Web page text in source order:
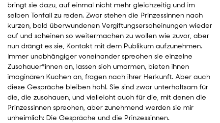
bringt sie dazu, auf einmal nicht mehr gleichzeitig und im
selben Tonfall zu reden. Zwar stehen die Prinzessinnen nach
kurzen, bald überwundenen Vergiftungserscheinungen wieder
auf und scheinen so weitermachen zu wollen wie zuvor, aber
nun drängt es sie, Kontakt mit dem Publikum aufzunehmen.
Immer unabhängiger voneinander sprechen sie einzelne
Zuschauer*innen an, lassen sich umarmen, bieten ihnen
imaginären Kuchen an, fragen nach ihrer Herkunft. Aber auch
diese Gespräche bleiben hohl. Sie sind zwar unterhaltsam für
die, die zuschauen, und vielleicht auch für die, mit denen die
Prinzessinnen sprechen, aber zunehmend werden sie mir
unheimlich: Die Gespräche und die Prinzessinnen.